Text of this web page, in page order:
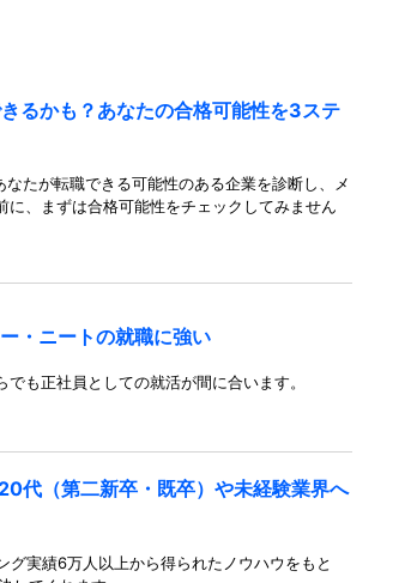
るかも？あなたの合格可能性を3ステ
たが転職できる可能性のある企業を診断し、メ
、まずは合格可能性をチェックしてみません
・ニートの就職に強い
も正社員としての就活が間に合います。
代（第二新卒・既卒）や未経験業界へ
実績6万人以上から得られたノウハウをもと